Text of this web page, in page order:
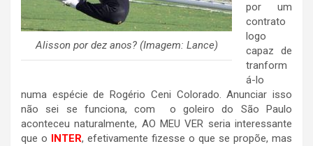
Alisson por dez anos? (Imagem: Lance)
por um
contrato
logo
capaz de
tranform
á-lo
numa espécie de Rogério Ceni Colorado. Anunciar isso
não sei se funciona, com o goleiro do São Paulo
aconteceu naturalmente, AO MEU VER seria interessante
que o INTER, efetivamente fizesse o que se propõe, mas